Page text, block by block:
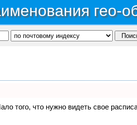
гео-
того, что нужно видеть свое